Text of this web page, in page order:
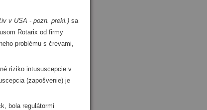
v USA - pozn. prekl.) sa
Rotarix od firmy
problému s črevami,
riziko intususcepcie v
(zapošvenie) je
bola regulátormi